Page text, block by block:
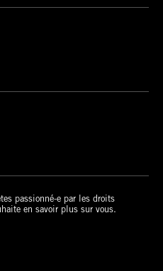
passionné-e par les droits
en savoir plus sur vous.